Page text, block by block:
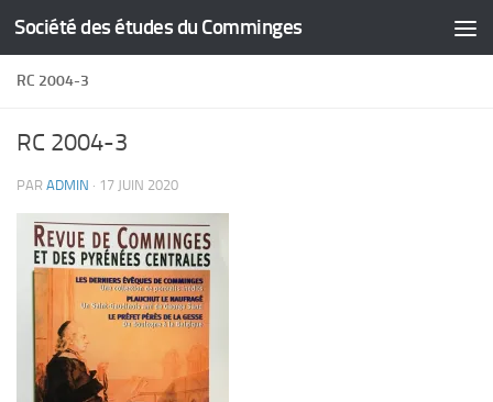
Skip to content
Société des études du Comminges
RC 2004-3
RC 2004-3
PAR ADMIN · 17 JUIN 2020